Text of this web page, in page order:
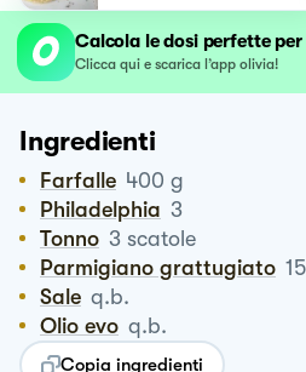
Calcola le dosi perfette
Clicca qui e scarica l’app olivia!
Ingredienti
Farfalle 400 g
Philadelphia 3
Tonno 3 scatole
Parmigiano grattugiato
Sale q.b.
Olio evo q.b.
Copia ingredienti